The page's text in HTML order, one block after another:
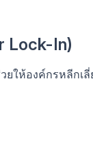
Lock-In)
ให้องค์กรหลีกเ